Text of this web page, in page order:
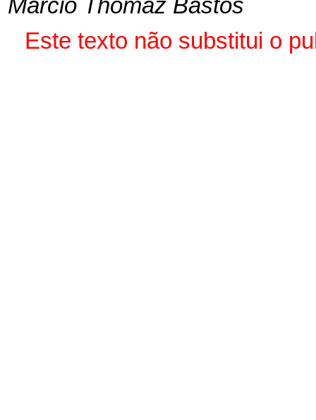
Márcio Thomaz Bastos
Este texto não substitui o